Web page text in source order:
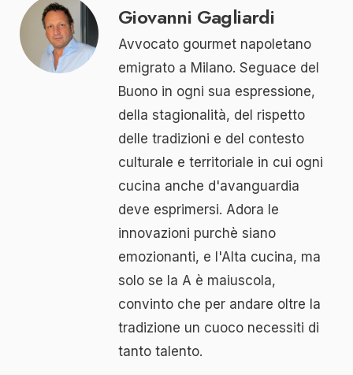
Giovanni Gagliardi
Avvocato gourmet napoletano
emigrato a Milano. Seguace del
Buono in ogni sua espressione,
della stagionalità, del rispetto
delle tradizioni e del contesto
culturale e territoriale in cui ogni
cucina anche d'avanguardia
deve esprimersi. Adora le
innovazioni purchè siano
emozionanti, e l'Alta cucina, ma
solo se la A è maiuscola,
convinto che per andare oltre la
tradizione un cuoco necessiti di
tanto talento.